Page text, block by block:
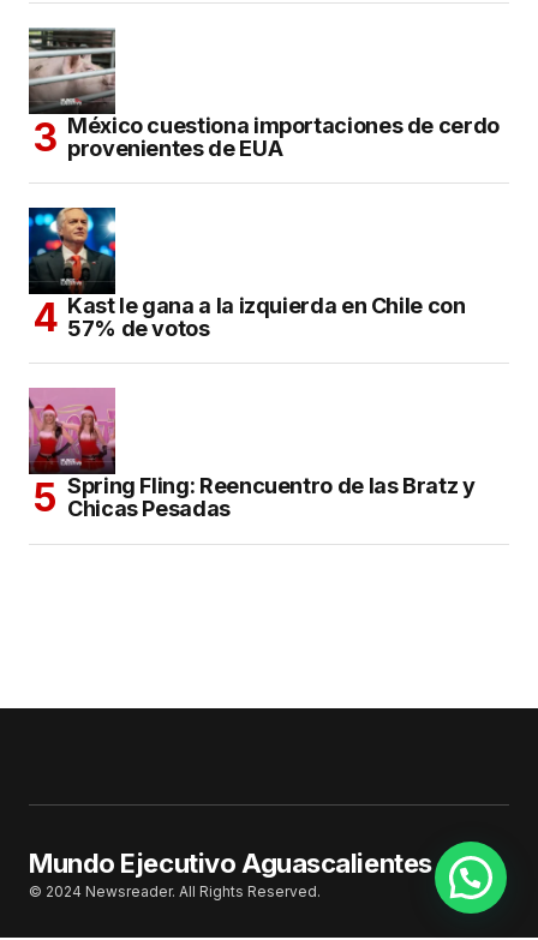
México cuestiona importaciones de cerdo
provenientes de EUA
Kast le gana a la izquierda en Chile con
57% de votos
Spring Fling: Reencuentro de las Bratz y
Chicas Pesadas
Mundo Ejecutivo Aguascalientes
© 2024 Newsreader. All Rights Reserved.